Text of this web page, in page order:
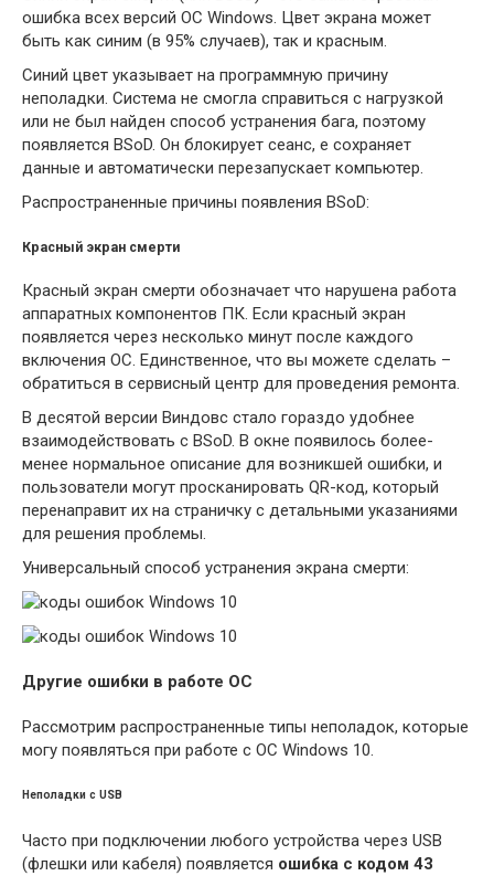
ошибка всех версий ОС Windows. Цвет экрана может
быть как синим (в 95% случаев), так и красным.
Синий цвет указывает на программную причину
неполадки. Система не смогла справиться с нагрузкой
или не был найден способ устранения бага, поэтому
появляется BSoD. Он блокирует сеанс, е сохраняет
данные и автоматически перезапускает компьютер.
Распространенные причины появления BSoD:
Красный экран смерти
Красный экран смерти обозначает что нарушена работа
аппаратных компонентов ПК. Если красный экран
появляется через несколько минут после каждого
включения ОС. Единственное, что вы можете сделать –
обратиться в сервисный центр для проведения ремонта.
В десятой версии Виндовс стало гораздо удобнее
взаимодействовать с BSoD. В окне появилось более-
менее нормальное описание для возникшей ошибки, и
пользователи могут просканировать QR-код, который
перенаправит их на страничку с детальными указаниями
для решения проблемы.
Универсальный способ устранения экрана смерти:
Другие ошибки в работе ОС
Рассмотрим распространенные типы неполадок, которые
могу появляться при работе с ОС Windows 10.
Неполадки с USB
Часто при подключении любого устройства через USB
(флешки или кабеля) появляется ошибка с кодом 43